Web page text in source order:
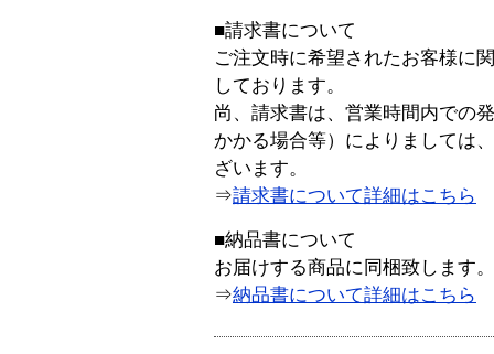
■請求書について
ご注文時に希望されたお客様に
しております。
尚、請求書は、営業時間内での
かかる場合等）によりましては
ざいます。
⇒請求書について詳細はこちら
■納品書について
お届けする商品に同梱致します。
⇒納品書について詳細はこちら